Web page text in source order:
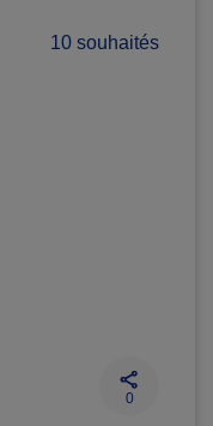
10 souhaités
0